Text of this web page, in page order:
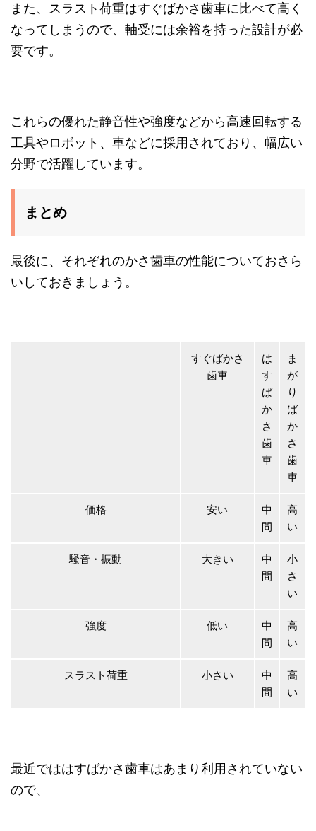
また、スラスト荷重はすぐばかさ歯車に比べて高く
なってしまうので、軸受には余裕を持った設計が必
要です。
これらの優れた静音性や強度などから高速回転する
工具やロボット、車などに採用されており、幅広い
分野で活躍しています。
まとめ
最後に、それぞれのかさ歯車の性能についておさら
いしておきましょう。
すぐばかさ
歯車
は
す
ば
か
さ
歯
車
ま
が
り
ば
か
さ
歯
車
価格 安い
中
間
高
い
騒音・振動 大きい
中
間
小
さ
い
強度 低い
中
間
高
い
スラスト荷重 小さい
中
間
高
い
最近でははすばかさ歯車はあまり利用されていない
ので、